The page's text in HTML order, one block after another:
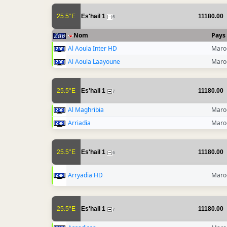
25.5°E Es'hail 1 6 11180.00
Nom
Pays
Al Aoula Inter HD
Al Aoula Laayoune
25.5°E Es'hail 1 7 11180.00
Al Maghribia
Arriadia
25.5°E Es'hail 1 6 11180.00
Arryadia HD
25.5°E Es'hail 1 7 11180.00